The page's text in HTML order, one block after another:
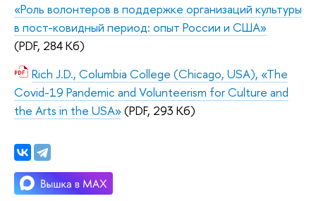
«Роль волонтеров в поддержке организаций культуры
в пост-ковидный период: опыт России и США»
(PDF, 284 Кб)
Rich J.D., Columbia College (Chicago, USA), «The
Covid-19 Pandemic and Volunteerism for Culture and
the Arts in the USA»(PDF, 293 Кб)